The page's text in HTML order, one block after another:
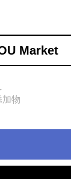
Market
物